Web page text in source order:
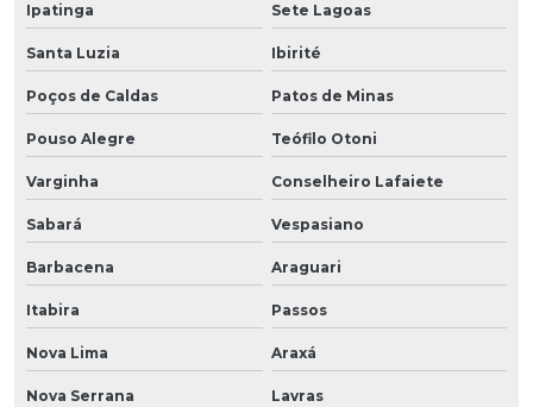
Ipatinga Sete Lagoas
Santa Luzia Ibirité
Poços de Caldas Patos de Minas
Pouso Alegre Teófilo Otoni
Varginha Conselheiro Lafaiete
Sabará Vespasiano
Barbacena Araguari
Itabira Passos
Nova Lima Araxá
Nova Serrana Lavras